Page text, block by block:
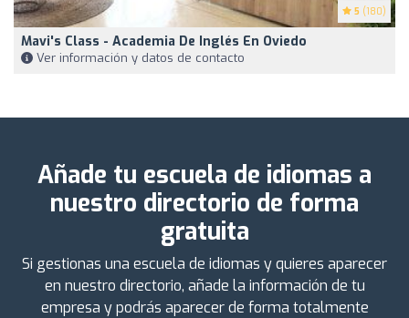
5 (180)
Mavi's Class - Academia De Inglés En Oviedo
Ver información y datos de contacto
Añade tu escuela de idiomas a
nuestro directorio de forma
gratuita
Si gestionas una escuela de idiomas y quieres aparecer
en nuestro directorio, añade la información de tu
empresa y podrás aparecer de forma totalmente